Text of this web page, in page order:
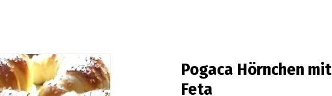
Pogaca Hörnchen mit
Feta